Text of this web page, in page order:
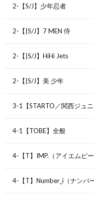
2-【S/J】少年忍者
2-【|S/J】7 MEN 侍
2-【|S/J】HiHi Jets
2-【|S/J】美 少年
3-1【STARTO／関西ジュ
4-1【TOBE】全般
4-【T】IMP.（アイエムピー
4-【T】Number_i（ナンバ